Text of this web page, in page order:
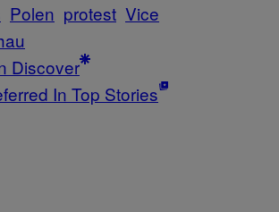
Polen protest Vice
Discover
In Top Stories